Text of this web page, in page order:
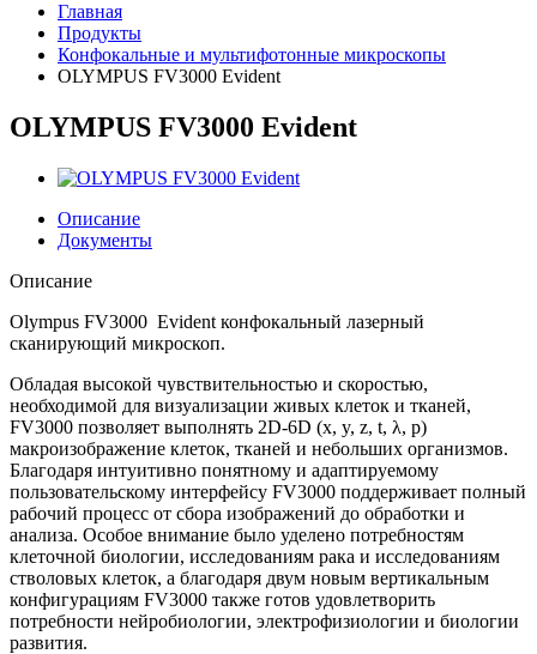
Главная
Продукты
Конфокальные и мультифотонные микроскопы
OLYMPUS FV3000 Evident
OLYMPUS FV3000 Evident
Описание
Документы
Описание
Olympus FV3000 Evident конфокальный лазерный
сканирующий микроскоп.
Обладая высокой чувствительностью и скоростью,
необходимой для визуализации живых клеток и тканей,
FV3000 позволяет выполнять 2D-6D (x, y, z, t, λ, p)
макроизображение клеток, тканей и небольших организмов.
Благодаря интуитивно понятному и адаптируемому
пользовательскому интерфейсу FV3000 поддерживает полный
рабочий процесс от сбора изображений до обработки и
анализа. Особое внимание было уделено потребностям
клеточной биологии, исследованиям рака и исследованиям
стволовых клеток, а благодаря двум новым вертикальным
конфигурациям FV3000 также готов удовлетворить
потребности нейробиологии, электрофизиологии и биологии
развития.